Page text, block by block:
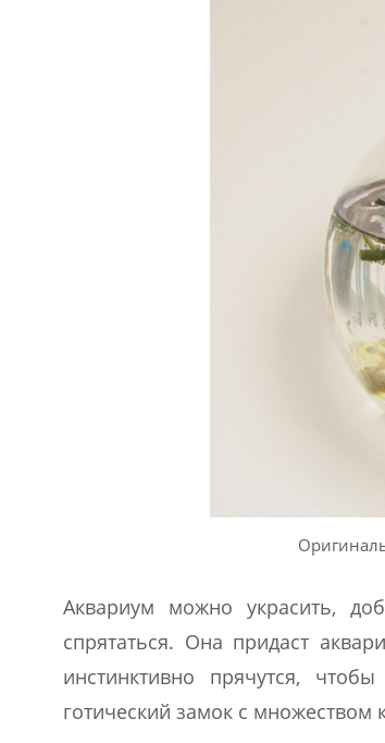
Аквариум можно украсить,
спрятаться. Она придаст
инстинктивно прячутся,
готический замок с множеством